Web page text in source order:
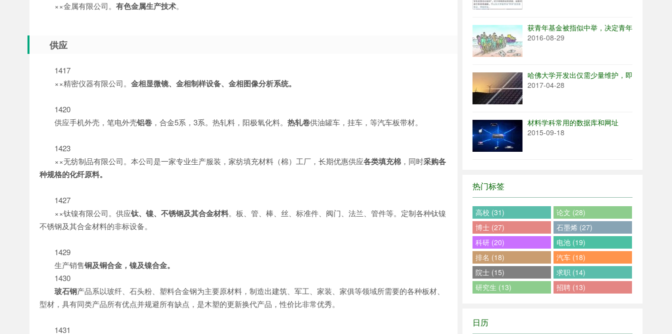
××金属有限公司。 有色金属生产技术。
供应
1417
××精密仪器有限公司。 金相显微镜、金相制样设备、金相图像分析系统。
1420
供应手机外壳，笔电外壳铝卷 ，合金5系，3系。热轧料，阳极氧化料。 热轧卷供油罐车，挂车，等汽车板带材。
1423
××无纺制品有限公司。本公司是一家专业生产服装，家纺填充材料（棉）工厂，长期优惠供应各类填充棉 ，同时采购各
种规格的化纤原料。
1427
××钛镍有限公司。供应钛、镍、不锈钢及其合金材料。板、管、棒、丝、标准件、阀门、法兰、管件等。定制各种钛镍
不锈钢及其合金材料的非标设备。
1429
生产销售铜及铜合金，镍及镍合金。
1430
玻石钢产品系以玻纤、石头粉、塑料合金钢为主要原材料，制造出建筑、军工、家装、家俱等领域所需要的各种板材、
型材，具有同类产品所有优点并规避所有缺点，是木塑的更新换代产品，性价比非常优秀。
1431
获青年基金被指似中举，决定青年教师科研生
2016-08-29
哈佛大学开发出仅需少量维护，即可运行数十
2017-04-28
材料学科常用的数据库和网址
2015-09-18
热门标签
高校 (31)
论文 (28)
博士 (27)
石墨烯 (27)
科研 (20)
电池 (19)
排名 (18)
汽车 (18)
院士 (15)
求职 (14)
研究生 (13)
招聘 (13)
日历